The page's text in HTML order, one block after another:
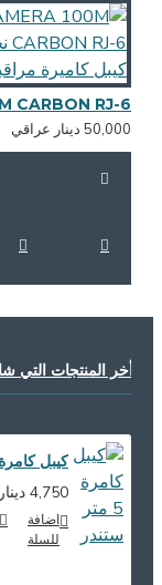
دينار عراقي
المنتجات التي شاهدتها
كيبل كامرة 5 متر ستندر
4,750 دينار عراقي
اضافة
للسلة
إضافة